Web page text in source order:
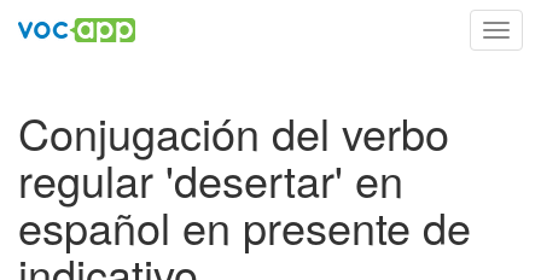
Conjugación del verbo
regular 'desertar' en
español en presente de